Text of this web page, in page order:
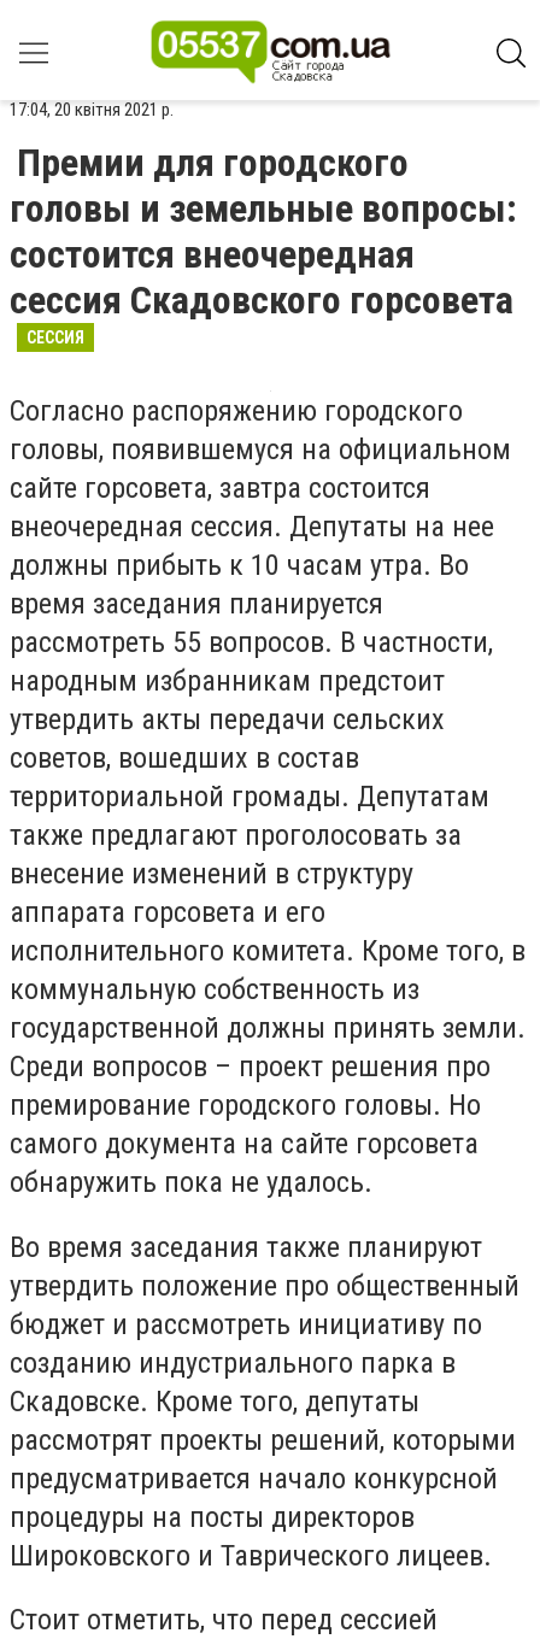
17:04, 20 квітня 2021 р.
Премии для городского
головы и земельные вопросы:
состоится внеочередная
сессия Скадовского горсовета
СЕССИЯ
Согласно распоряжению городского
головы, появившемуся на официальном
сайте горсовета, завтра состоится
внеочередная сессия. Депутаты на нее
должны прибыть к 10 часам утра. Во
время заседания планируется
рассмотреть 55 вопросов. В частности,
народным избранникам предстоит
утвердить акты передачи сельских
советов, вошедших в состав
территориальной громады. Депутатам
также предлагают проголосовать за
внесение изменений в структуру
аппарата горсовета и его
исполнительного комитета. Кроме того, в
коммунальную собственность из
государственной должны принять земли.
Среди вопросов – проект решения про
премирование городского головы. Но
самого документа на сайте горсовета
обнаружить пока не удалось.
Во время заседания также планируют
утвердить положение про общественный
бюджет и рассмотреть инициативу по
созданию индустриального парка в
Скадовске. Кроме того, депутаты
рассмотрят проекты решений, которыми
предусматривается начало конкурсной
процедуры на посты директоров
Широковского и Таврического лицеев.
Стоит отметить, что перед сессией